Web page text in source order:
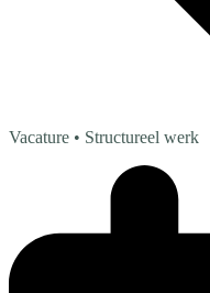
Vacature • Structureel werk